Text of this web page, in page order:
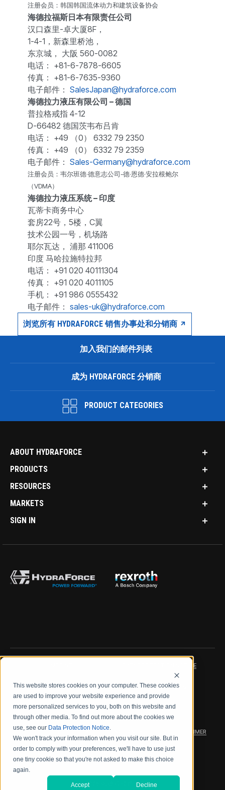
This website stores cookies on your computer. These cookies
are used to improve your website experience and provide
more personalized services to you, both on this website and
through other media. To find out more about the cookies we
use, see our Data Protection Notice.
We won't track your information when you visit our site. But in
order to comply with your preferences, we'll have to use just
one tiny cookie so that you're not asked to make this choice
again.
Accept Decline
注册会员：韩国韩国流体动力和建筑设备协会
海德拉福斯日本有限责任公司
汉口森里-卓大厦8F，
1-4-1，新森里桥池，
东京城， 大阪 560-0082
电话： +81-6-7878-6605
传真： +81-6-7635-9360
电子邮件： SalesJapan@hydraforce.com
海德拉力液压有限公司 – 德国
普拉格戒指 4-12
D-66482 德国茨韦布吕肯
电话： +49 （0） 6332 79 2350
传真： +49 （0） 6332 79 2359
电子邮件： Sales-Germany@hydraforce.com
注册会员：韦尔班德·德意志公司-德·恩德·安拉根鲍尔
（VDMA）
海德拉力液压系统 – 印度
瓦蒂卡商务中心
套房22号，5楼，C翼
技术公园一号，机场路
耶尔瓦达， 浦那 411006
印度 马哈拉施特拉邦
电话： +91 020 40111304
传真： +91 020 4011105
手机： +91 986 0555432
电子邮件： sales-uk@hydraforce.com
浏览所有 HYDRAFORCE 销售办事处和分销商
加入我们的邮件列表
成为 HYDRAFORCE 分销商
PRODUCT CATEGORIES
ABOUT HYDRAFORCE
PRODUCTS
RESOURCES
MARKETS
SIGN IN
DATA PROTECTION NOTICE
LEGAL NOTICE TERMS & CONDITIONS
QUALITY CERTIFICATIONS CODE OF CONDUCT
PRODUCT SECURITY WARRANTY/PRODUCT DISCLAIMER
WEB ACCESSIBILITY
2026 海德拉福斯公司